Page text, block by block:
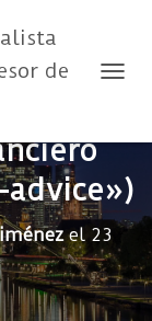
de
el 23